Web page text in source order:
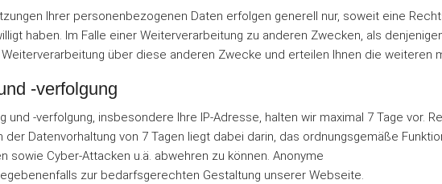
Ihrer personenbezogenen Daten erfolgen generell nur, soweit eine
haben. Im Falle einer Weiterverarbeitung zu anderen Zwecken, als
über diese anderen Zwecke und erteilen Ihnen die weiteren
-verfolgung
-verfolgung, insbesondere Ihre IP-Adresse, halten wir maximal 7 Tage vor.
der Datenvorhaltung von 7 Tagen liegt dabei darin, das ordnungsgemäße
Cyber-Attacken u.ä. abwehren zu können. Anonyme
zur bedarfsgerechten Gestaltung unserer Webseite.